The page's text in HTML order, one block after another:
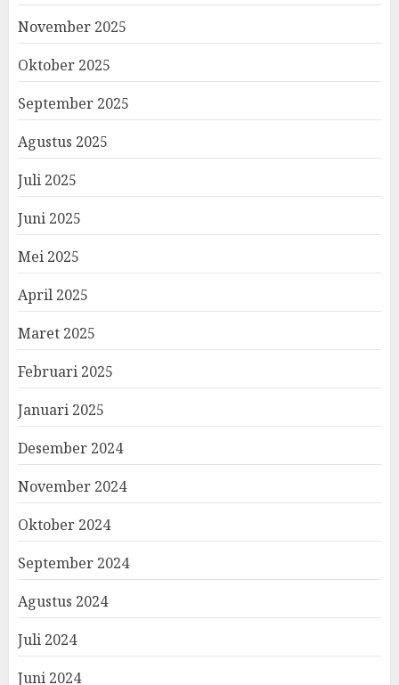
November 2025
Oktober 2025
September 2025
Agustus 2025
Juli 2025
Juni 2025
Mei 2025
April 2025
Maret 2025
Februari 2025
Januari 2025
Desember 2024
November 2024
Oktober 2024
September 2024
Agustus 2024
Juli 2024
Juni 2024